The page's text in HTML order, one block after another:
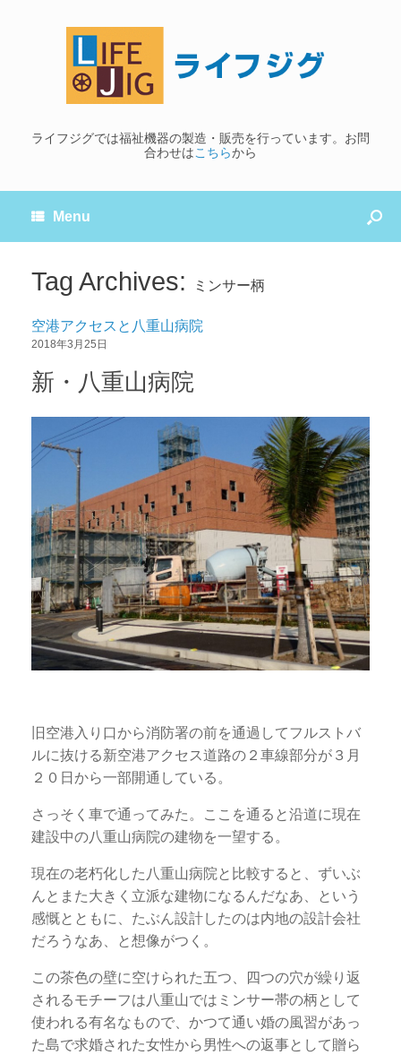
ライフジグでは福祉機器の製造・販売を行っています。お問
合わせはこちらから
Menu
Tag Archives: ミンサー柄
空港アクセスと八重山病院
2018年3月25日
新・八重山病院
旧空港入り口から消防署の前を通過してフルストバ
ルに抜ける新空港アクセス道路の２車線部分が３月
２０日から一部開通している。
さっそく車で通ってみた。ここを通ると沿道に現在
建設中の八重山病院の建物を一望する。
現在の老朽化した八重山病院と比較すると、ずいぶ
んとまた大きく立派な建物になるんだなあ、という
感慨とともに、たぶん設計したのは内地の設計会社
だろうなあ、と想像がつく。
この茶色の壁に空けられた五つ、四つの穴が繰り返
されるモチーフは八重山ではミンサー帯の柄として
使われる有名なもので、かつて通い婚の風習があっ
た島で求婚された女性から男性への返事として贈ら